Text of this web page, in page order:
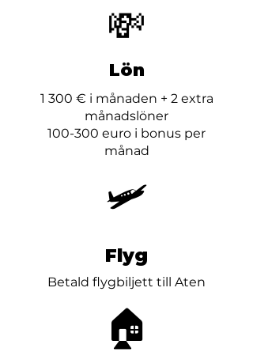
💸
Lön
1 300 € i månaden + 2 extra
månadslöner
100-300 euro i bonus per
månad
🛩️
Flyg
Betald flygbiljett till Aten
🏠